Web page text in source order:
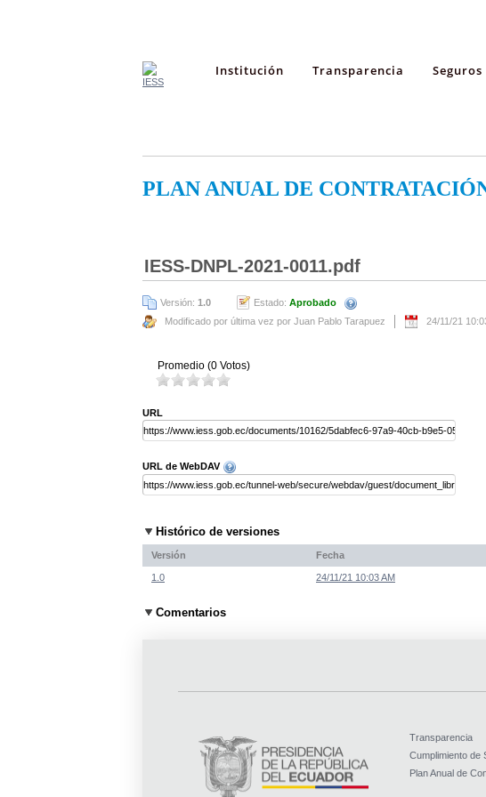
Institución Transparencia
PLAN ANUAL DE
IESS-DNPL-2021-0011.pdf
Versión: 1.0 Estado: Aprobado
Modificado por última vez por Juan Pablo Tarapuez
24/11/21
Promedio (0 Votos)
URL
URL de WebDAV
Histórico de versiones
Versión Fecha
1.0 24/11/21 10:03 AM
Comentarios
Transparencia
Cumplimiento de
Plan Anual de